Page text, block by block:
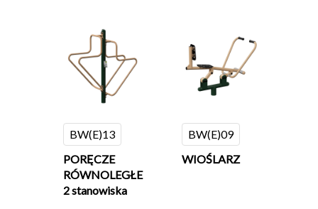
BW(E)13
PORĘCZE
RÓWNOLEGŁE
2 stanowiska
BW(E)09
WIOŚLARZ